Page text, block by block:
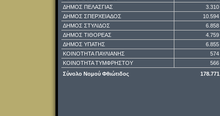
ΔΗΜΟΣ ΠΕΛΑΣΓΙΑΣ
3.310
ΔΗΜΟΣ ΣΠΕΡΧΕΙΑΔΟΣ
10.594
ΔΗΜΟΣ ΣΤΥΛΙΔΟΣ
6.858
ΔΗΜΟΣ ΤΙΘΟΡΕΑΣ
4.759
ΔΗΜΟΣ ΥΠΑΤΗΣ
6.855
ΚΟΙΝΟΤΗΤΑ ΠΑΥΛΙΑΝΗΣ
574
ΚΟΙΝΟΤΗΤΑ ΤΥΜΦΡΗΣΤΟΥ
566
Σύνολο Νομού Φθιώτιδος
178.771